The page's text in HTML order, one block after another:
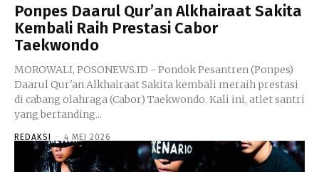
Ponpes Daarul Qur’an Alkhairaat Sakita
Kembali Raih Prestasi Cabor
Taekwondo
MOROWALI, POSONEWS.ID - Pondok Pesantren (Ponpes)
Daarul Qur'an Alkhairaat Sakita kembali meraih prestasi
di cabang olahraga (Cabor) Taekwondo. Kali ini, atlet santri
yang bertanding...
REDAKSI - 4 MEI 2026